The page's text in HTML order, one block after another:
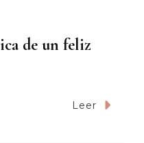
de un feliz
Leer